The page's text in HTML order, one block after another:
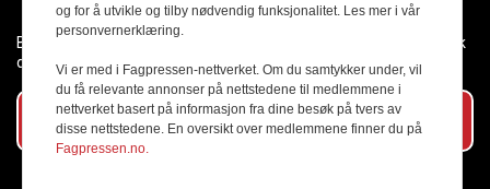
Byggmesteren følger Vær Varsom-plakaten og presseetikken slik
den er nedfelt i Redaktørplakaten.
Abonner på vårt nyhetsbrev
og for å utvikle og tilby nødvendig funksjonalitet. Les mer i vår
personvernerklæring.
Vi er med i Fagpressen-nettverket. Om du samtykker under, vil
du få relevante annonser på nettstedene til medlemmene i
nettverket basert på informasjon fra dine besøk på tvers av
disse nettstedene. En oversikt over medlemmene finner du på
Fagpressen.no.